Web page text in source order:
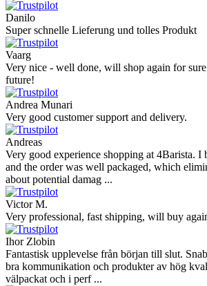
Danilo
Super schnelle Lieferung und tolles Produkt
Vaarg
Very nice - well done, will shop again for
future!
Andrea Munari
Very good customer support and delivery.
Andreas
Very good experience shopping at 4Barista. I
and the order was well packaged, which
about potential damag ...
Victor M.
Very professional, fast shipping, will buy
Ihor Zlobin
Fantastisk upplevelse från början till slut.
bra kommunikation och produkter av hög
välpackat och i perf ...